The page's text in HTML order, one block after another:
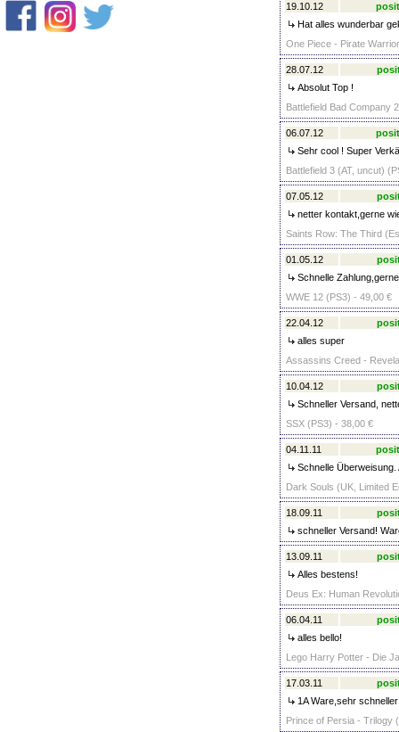
19.10.12
Hat alles wunderbar
One Piece - Pirate
28.07.12
Absolut Top !
Battlefield Bad Company
06.07.12
Sehr cool ! Super
Battlefield 3 (AT, uncut)
07.05.12
netter kontakt,gerne
Saints Row: The Third
01.05.12
Schnelle
WWE 12 (PS3) - 49,00 €
22.04.12
alles super
Assassins Creed -
10.04.12
Schneller Versand,
SSX (PS3) - 38,00 €
04.11.11
Schnelle Überweisung.
Dark Souls (UK, Limited
18.09.11
schneller Versand!
13.09.11
Alles bestens!
Deus Ex: Human
06.04.11
alles bello!
Lego Harry Potter - Die
17.03.11
1A Ware,sehr
Prince of Persia - Trilogy